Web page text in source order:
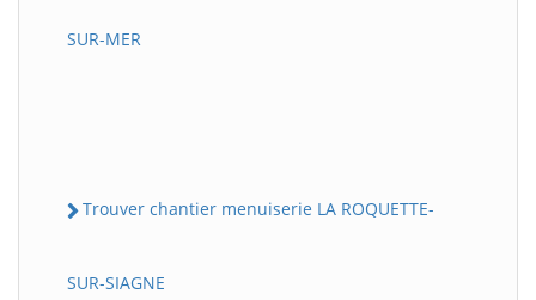
SUR-MER
Trouver chantier menuiserie LA ROQUETTE-
SUR-SIAGNE